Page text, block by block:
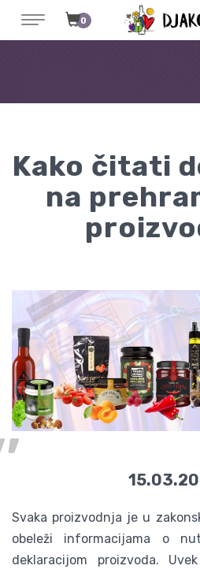
0
Kako čitati
na
Svaka proizvodnja je u
obeleži informacijama o
deklaracijom proizvoda.